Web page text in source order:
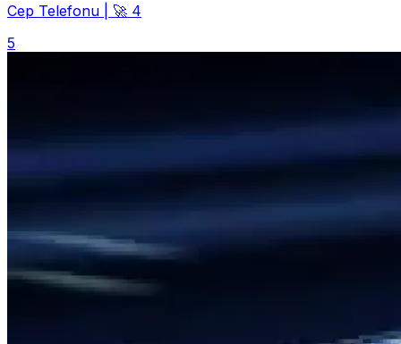
Cep Telefonu
🚀 4
5